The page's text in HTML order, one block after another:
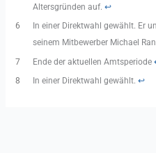
Altersgründen auf. ↩︎
6
In einer Direktwahl gewählt. Er
seinem Mitbewerber Michael
7
Ende der aktuellen Amtsperiode
8
In einer Direktwahl gewählt. ↩︎